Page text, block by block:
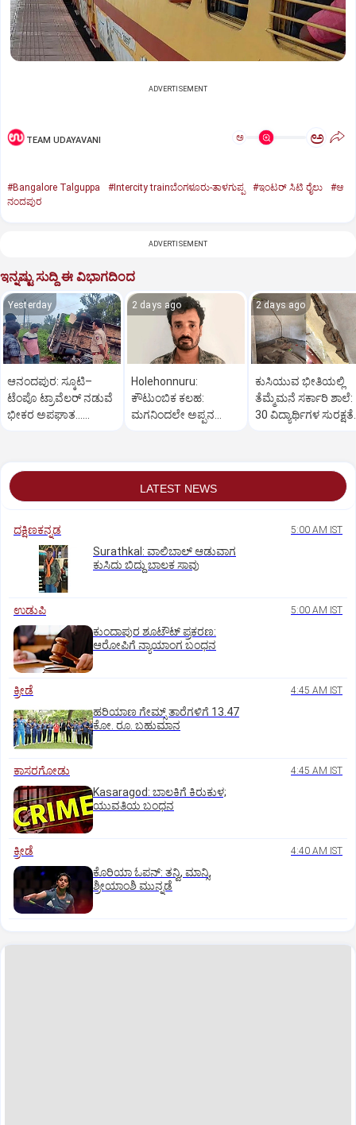
ADVERTISEMENT
TEAM UDAYAVANI ಅ ಅ
#Bangalore Talguppa #Intercity trainಬೆಂಗಳೂರು-ತಾಳಗುಪ್ಪ #ಇಂಟರ್ ಸಿಟಿ ರೈಲು
#ಆ
ನಂದಪುರ
ADVERTISEMENT
ಇನ್ನಷ್ಟು ಸುದ್ದಿ ಈ ವಿಭಾಗದಿಂದ
Yesterday
ಆನಂದಪುರ: ಸ್ಕೂಟಿ–
ಟೆಂಪೊ ಟ್ರಾವೆಲರ್ ನಡುವೆ
ಭೀಕರ ಅಪಘಾತ...
2 days ago
Holehonnuru:
ಕೌಟುಂಬಿಕ ಕಲಹ:
ಮಗನಿಂದಲೇ ಅಪ್ಪನ
2 days ago
ಕುಸಿಯುವ ಭೀತಿಯಲ್ಲಿ
ತೆಮ್ಮೆಮನೆ ಸರ್ಕಾರಿ ಶಾಲೆ:
30 ವಿದ್ಯಾರ್ಥಿಗಳ ಸುರಕ್ಷತೆ
LATEST NEWS
ದಕ್ಷಿಣಕನ್ನಡ 5:00 AM IST
Surathkal: ವಾಲಿಬಾಲ್ ಆಡುವಾಗ
ಕುಸಿದು ಬಿದ್ದು ಬಾಲಕ ಸಾವು
ಉಡುಪಿ 5:00 AM IST
ಕುಂದಾಪುರ ಶೂಟೌಟ್ ಪ್ರಕರಣ:
ಆರೋಪಿಗೆ ನ್ಯಾಯಾಂಗ ಬಂಧನ
ಕ್ರೀಡೆ 4:45 AM IST
ಹರಿಯಾಣ ಗೇಮ್ಸ್‌ ತಾರೆಗಳಿಗೆ 13.47
ಕೋ. ರೂ. ಬಹುಮಾನ
ಕಾಸರಗೋಡು 4:45 AM IST
Kasaragod: ಬಾಲಕಿಗೆ ಕಿರುಕುಳ;
ಯುವತಿಯ ಬಂಧನ
ಕ್ರೀಡೆ 4:40 AM IST
ಕೊರಿಯಾ ಓಪನ್‌: ತನ್ವಿ, ಮಾನ್ಸಿ,
ಶ್ರೀಯಾಂಶಿ ಮುನ್ನಡೆ